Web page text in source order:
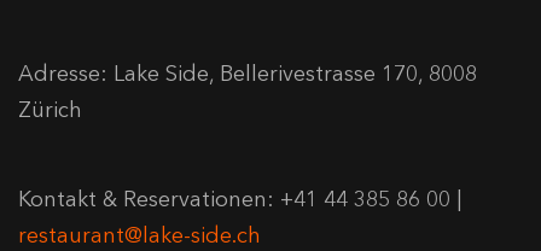
Adresse: Lake Side, Bellerivestrasse 170, 8008
Zürich
Kontakt & Reservationen: +41 44 385 86 00 |
restaurant@lake-side.ch